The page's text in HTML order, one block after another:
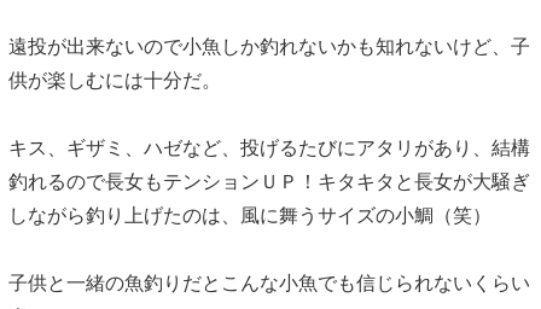
遠投が出来ないので小魚しか釣れないかも知れないけど、子
供が楽しむには十分だ。
キス、ギザミ、ハゼなど、投げるたびにアタリがあり、結構
釣れるので長女もテンションＵＰ！キタキタと長女が大騒ぎ
しながら釣り上げたのは、風に舞うサイズの小鯛（笑）
子供と一緒の魚釣りだとこんな小魚でも信じられないくらい